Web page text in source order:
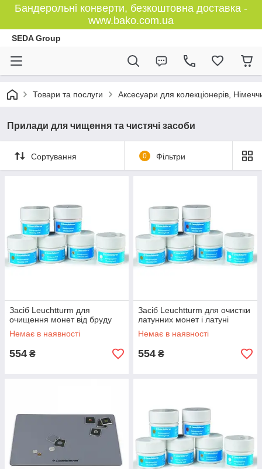
Бандерольні конверти, безкоштовна доставка -
www.bako.com.ua
SEDA Group
Товари та послуги Аксесуари для колекціонерів,
Прилади для чищення та чистячі засоби
Сортування 0 Фільтри
Засіб Leuchtturm для
очищення монет від бруду
Немає в наявності
554 ₴
Засіб Leuchtturm для очистки
латунних монет і латуні
Немає в наявності
554 ₴